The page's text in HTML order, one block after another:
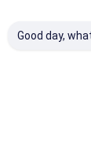
Good day,